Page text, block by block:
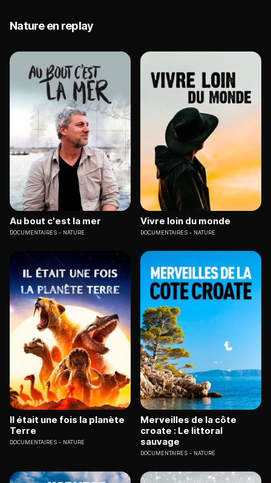
Nature en replay
Au bout c'est la mer
DOCUMENTAIRES NATURE
Vivre loin du monde
DOCUMENTAIRES NATURE
Il était une fois la planète
Terre
DOCUMENTAIRES NATURE
Merveilles de la côte
croate : Le littoral
sauvage
DOCUMENTAIRES NATURE